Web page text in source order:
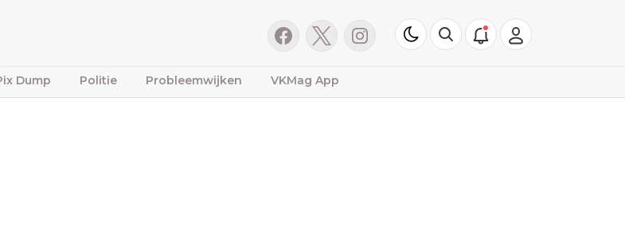
Dump Politie Probleemwijken VKMag App